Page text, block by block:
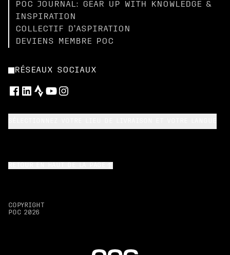
POC JOURNAL: GEAR UP WITH KNOWLEDGE &
INSPIRATION
COLLECTIF D’ASPIRATION
DEVIENS MEMBRE POC
RÉSEAUX SOCIAUX
COPYRIGHT
POC 2026